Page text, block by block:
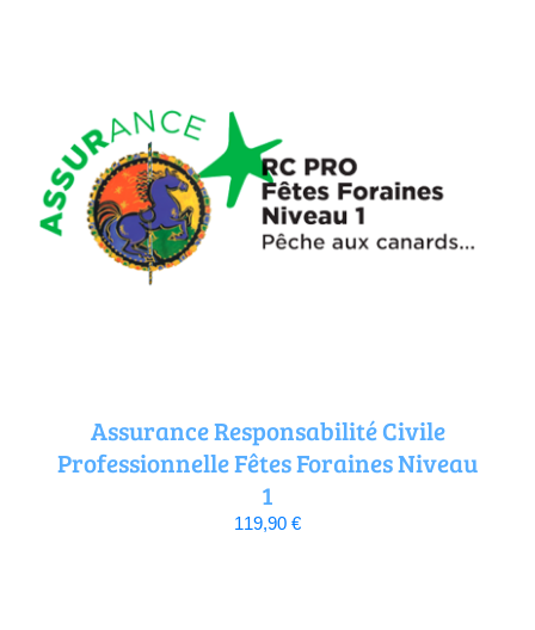
Assurance Responsabilité Civile
Professionnelle Fêtes Foraines Niveau
1
119,90 €